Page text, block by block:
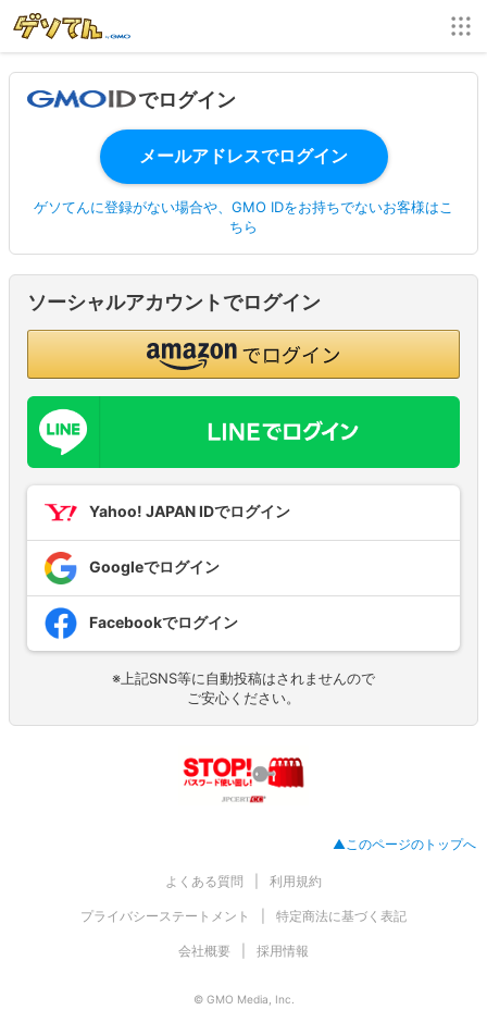
でログイン
ゲソてんに登録がない場合や、GMO IDをお持ちでないお客様はこ
ちら
ソーシャルアカウントでログイン
Yahoo! JAPAN IDでログイン
Googleでログイン
Facebookでログイン
※上記SNS等に自動投稿はされませんので
ご安心ください。
▲このページのトップへ
よくある質問 利用規約
プライバシーステートメント 特定商法に基づく表記
会社概要 採用情報
© GMO Media, Inc.